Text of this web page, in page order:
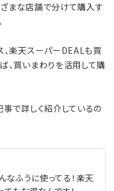
まな店舗で分けて購入す
、楽天スーパーDEALも買
、買いまわりを活用して購
で詳しく紹介しているの
なふうに使ってる！楽天